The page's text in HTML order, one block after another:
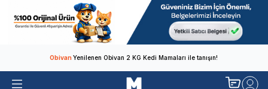
ObivanYenilenen Obivan 2 KG Kedi Mamaları ile tanışın!